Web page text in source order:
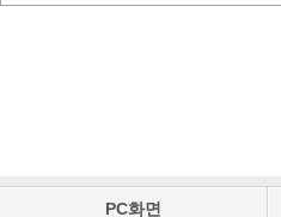
PC화면